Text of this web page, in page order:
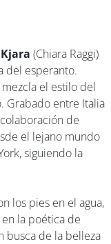
Kjara (Chiara Raggi)
del esperanto.
mezcla el estilo del
Grabado entre Italia
de
el lejano mundo
siguiendo la
los pies en el agua,
la poética de
busca de la belleza